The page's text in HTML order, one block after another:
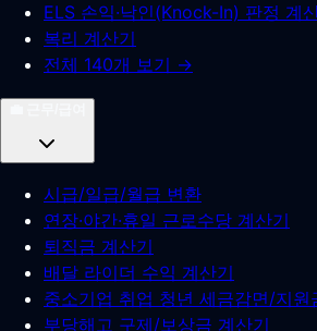
ELS 손익·낙인(Knock-In) 판정 계
복리 계산기
전체 140개 보기 →
시급/일급/월급 변환
연장·야간·휴일 근로수당 계산기
퇴직금 계산기
배달 라이더 수익 계산기
중소기업 취업 청년 세금감면/지원
부당해고 구제/보상금 계산기